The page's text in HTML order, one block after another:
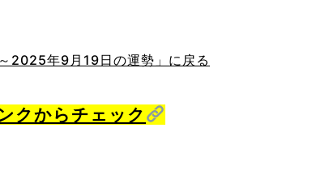
2025年9月19日の運勢」に戻る
クからチェック